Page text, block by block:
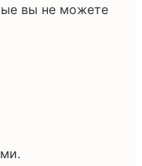
вы не можете